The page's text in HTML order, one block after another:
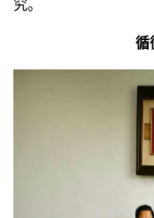
究。
循